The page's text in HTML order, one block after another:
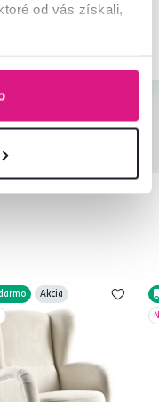
od vás získali,
Akcia